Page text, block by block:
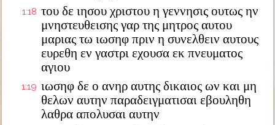
1:18 του δε ιησου χριστου η γεννησις ουτως ην
μνηστευθεισης γαρ της μητρος αυτου
μαριας τω ιωσηφ πριν η συνελθειν αυτους
ευρεθη εν γαστρι εχουσα εκ πνευματος
αγιου
1:19 ιωσηφ δε ο ανηρ αυτης δικαιος ων και μη
θελων αυτην παραδειγματισαι εβουληθη
λαθρα απολυσαι αυτην